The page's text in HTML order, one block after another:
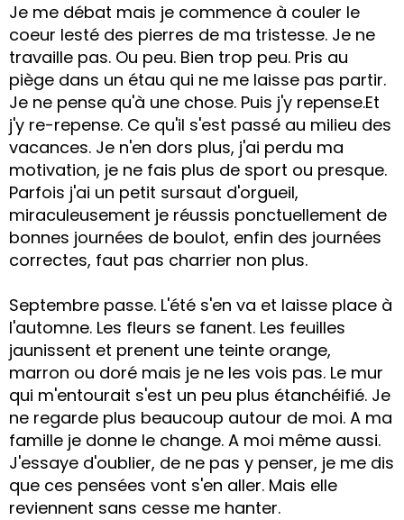
Je me débat mais je commence à couler le
coeur lesté des pierres de ma tristesse. Je ne
travaille pas. Ou peu. Bien trop peu. Pris au
piège dans un étau qui ne me laisse pas partir.
Je ne pense qu'à une chose. Puis j'y repense.Et
j'y re-repense. Ce qu'il s'est passé au milieu des
vacances. Je n'en dors plus, j'ai perdu ma
motivation, je ne fais plus de sport ou presque.
Parfois j'ai un petit sursaut d'orgueil,
miraculeusement je réussis ponctuellement de
bonnes journées de boulot, enfin des journées
correctes, faut pas charrier non plus.
Septembre passe. L'été s'en va et laisse place à
l'automne. Les fleurs se fanent. Les feuilles
jaunissent et prenent une teinte orange,
marron ou doré mais je ne les vois pas. Le mur
qui m'entourait s'est un peu plus étanchéifié. Je
ne regarde plus beaucoup autour de moi. A ma
famille je donne le change. A moi même aussi.
J'essaye d'oublier, de ne pas y penser, je me dis
que ces pensées vont s'en aller. Mais elle
reviennent sans cesse me hanter.